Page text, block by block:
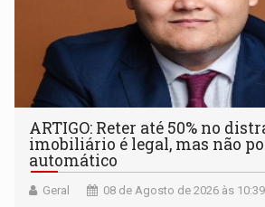
ARTIGO: Reter até 50% no
imobiliário é legal, mas não
automático
Geral 08 de Agosto de 2026 às 10:39